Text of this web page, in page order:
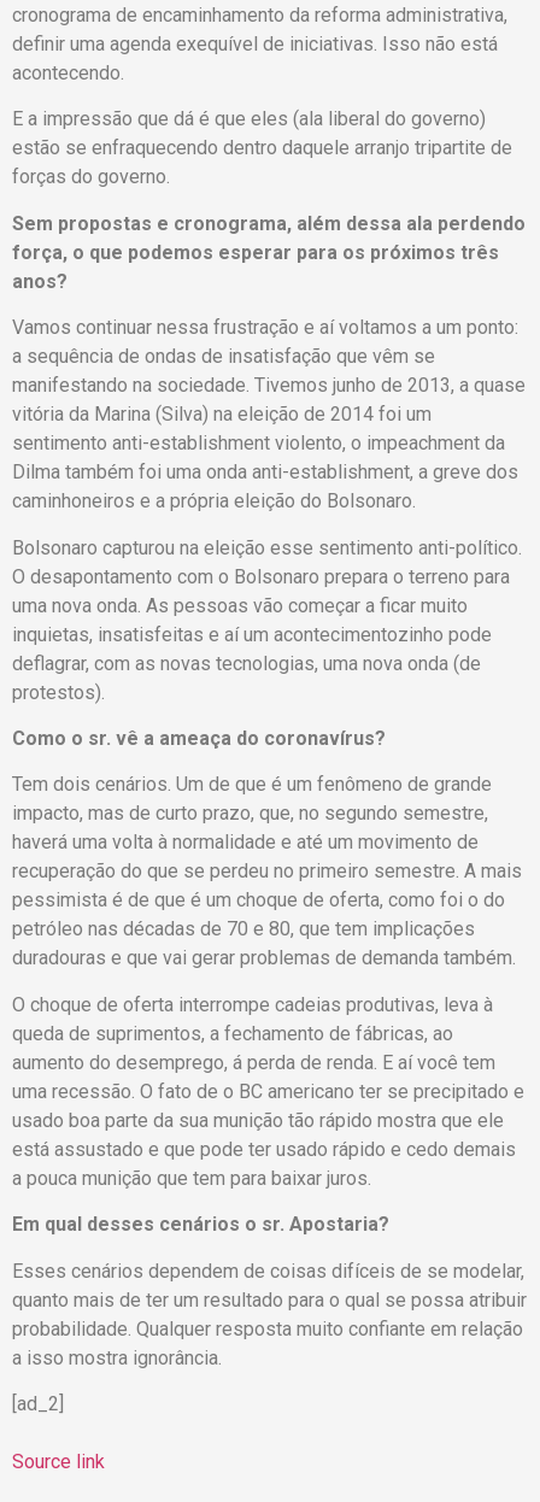
cronograma de encaminhamento da reforma administrativa,
definir uma agenda exequível de iniciativas. Isso não está
acontecendo.
E a impressão que dá é que eles (ala liberal do governo)
estão se enfraquecendo dentro daquele arranjo tripartite de
forças do governo.
Sem propostas e cronograma, além dessa ala perdendo
força, o que podemos esperar para os próximos três
anos?
Vamos continuar nessa frustração e aí voltamos a um ponto:
a sequência de ondas de insatisfação que vêm se
manifestando na sociedade. Tivemos junho de 2013, a quase
vitória da Marina (Silva) na eleição de 2014 foi um
sentimento anti-establishment violento, o impeachment da
Dilma também foi uma onda anti-establishment, a greve dos
caminhoneiros e a própria eleição do Bolsonaro.
Bolsonaro capturou na eleição esse sentimento anti-político.
O desapontamento com o Bolsonaro prepara o terreno para
uma nova onda. As pessoas vão começar a ficar muito
inquietas, insatisfeitas e aí um acontecimentozinho pode
deflagrar, com as novas tecnologias, uma nova onda (de
protestos).
Como o sr. vê a ameaça do coronavírus?
Tem dois cenários. Um de que é um fenômeno de grande
impacto, mas de curto prazo, que, no segundo semestre,
haverá uma volta à normalidade e até um movimento de
recuperação do que se perdeu no primeiro semestre. A mais
pessimista é de que é um choque de oferta, como foi o do
petróleo nas décadas de 70 e 80, que tem implicações
duradouras e que vai gerar problemas de demanda também.
O choque de oferta interrompe cadeias produtivas, leva à
queda de suprimentos, a fechamento de fábricas, ao
aumento do desemprego, á perda de renda. E aí você tem
uma recessão. O fato de o BC americano ter se precipitado e
usado boa parte da sua munição tão rápido mostra que ele
está assustado e que pode ter usado rápido e cedo demais
a pouca munição que tem para baixar juros.
Em qual desses cenários o sr. Apostaria?
Esses cenários dependem de coisas difíceis de se modelar,
quanto mais de ter um resultado para o qual se possa atribuir
probabilidade. Qualquer resposta muito confiante em relação
a isso mostra ignorância.
[ad_2]
Source link